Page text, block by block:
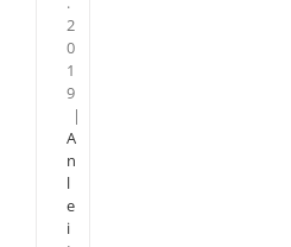
2
0
1
9
|
A
n
l
e
i